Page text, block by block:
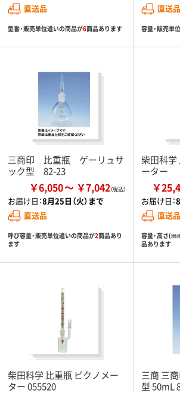
直送品
型番・販売単位違いの商品が6商品あります
直送品
容量・販売単
三商印 比重瓶 ゲーリュサ
ック型 82-23
￥6,050 ￥7,042
お届け日：8月25日（火）まで
直送品
呼び容量・販売単位違いの商品が2商品あり
ます
柴田科学
ーター
￥
お届け日：
直送品
容量・高さ
品あります
柴田科学 比重瓶 ピクノメー
ター 055520
三商 三
型 50mL